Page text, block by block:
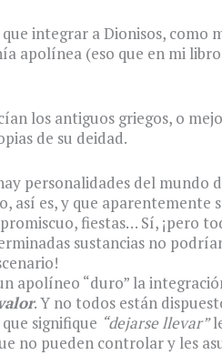
integrar a Dionisos, como
apolínea (eso que en mi
los antiguos griegos, o
de su deidad.
personalidades del mundo
así es, y que aparentemente
fiestas… Sí, ¡pero
sustancias no
apolíneo “duro” la
. Y no todos están
signifique “dejarse llevar”
no pueden controlar y les